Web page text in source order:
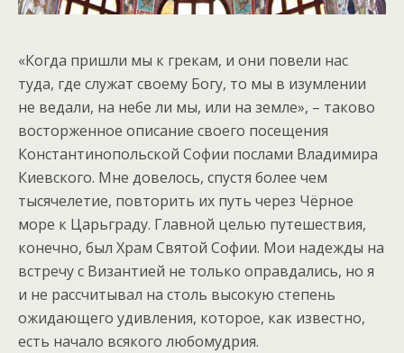
«Когда пришли мы к грекам, и они повели нас
туда, где служат своему Богу, то мы в изумлении
не ведали, на небе ли мы, или на земле», – таково
восторженное описание своего посещения
Константинопольской Софии послами Владимира
Киевского. Мне довелось, спустя более чем
тысячелетие, повторить их путь через Чёрное
море к Царьграду. Главной целью путешествия,
конечно, был Храм Святой Софии. Мои надежды на
встречу с Византией не только оправдались, но я
и не рассчитывал на столь высокую степень
ожидающего удивления, которое, как известно,
есть начало всякого любомудрия.